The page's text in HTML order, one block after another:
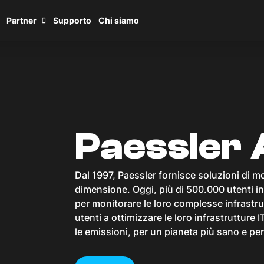
Partner Supporto Chi siamo
Paessler
Dal 1997, Paessler fornisce soluzioni di
dimensione. Oggi, più di 500.000 utenti
per monitorare le loro complesse
utenti a ottimizzare le loro infrastrutture
le emissioni, per un pianeta più sano e